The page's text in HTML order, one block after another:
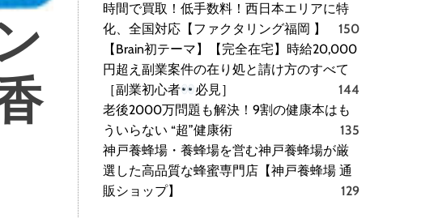
時間で買取！低手数料！西日本エリアに特
化、全国対応【ファクタリング福岡 】
150
【Brain初テーマ】【完全在宅】時給20,000
円超え副業案件の在り処と請け方のすべて
［副業初心者
必見］
144
老後2000万問題も解決！9割の健康本はも
ういらない “超”健康術
135
神戸養蜂場・養蜂場を営む神戸養蜂場が厳
選した高品質な蜂蜜専門店【神戸養蜂場 通
販ショップ】
129